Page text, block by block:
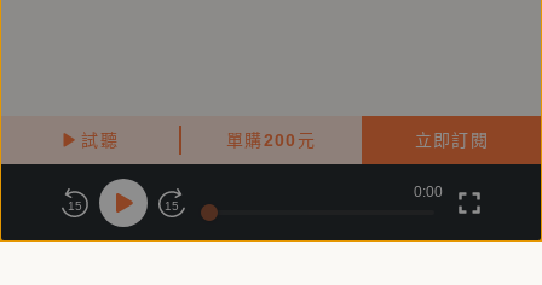
試聽 單購200 元 立即訂閱
關於鏡好聽
商務合作 付費條款 會員條款
15 15
0:00